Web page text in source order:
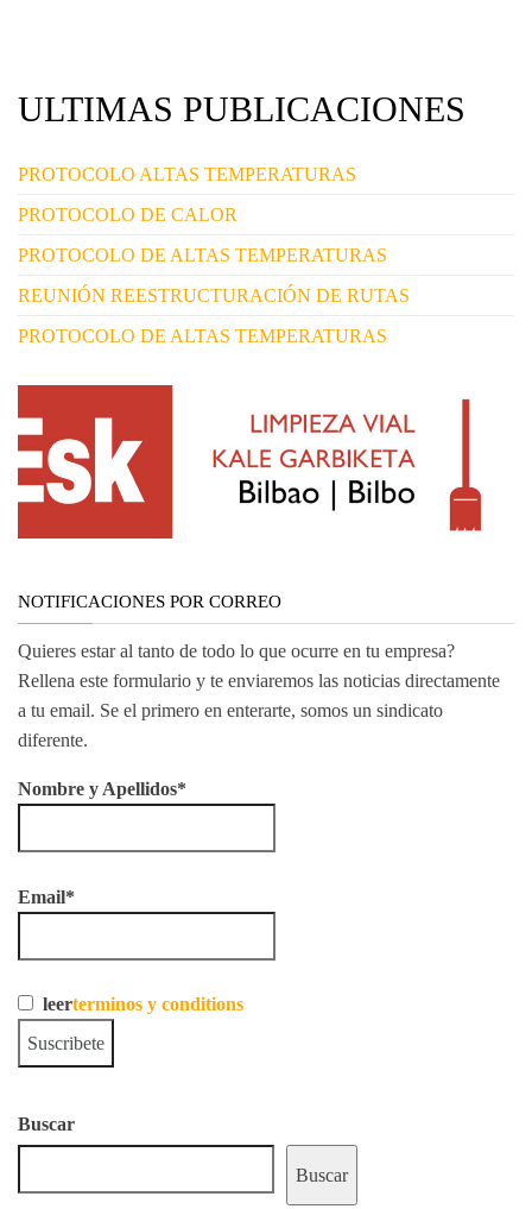
ULTIMAS PUBLICACIONES
PROTOCOLO ALTAS TEMPERATURAS
PROTOCOLO DE CALOR
PROTOCOLO DE ALTAS TEMPERATURAS
REUNIÓN REESTRUCTURACIÓN DE RUTAS
PROTOCOLO DE ALTAS TEMPERATURAS
NOTIFICACIONES POR CORREO
Quieres estar al tanto de todo lo que ocurre en tu empresa?
Rellena este formulario y te enviaremos las noticias directamente
a tu email. Se el primero en enterarte, somos un sindicato
diferente.
Nombre y Apellidos*
Email*
leerterminos y conditions
Buscar
Buscar